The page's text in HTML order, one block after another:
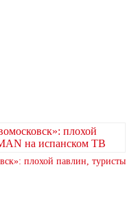
плохой павлин, туристы